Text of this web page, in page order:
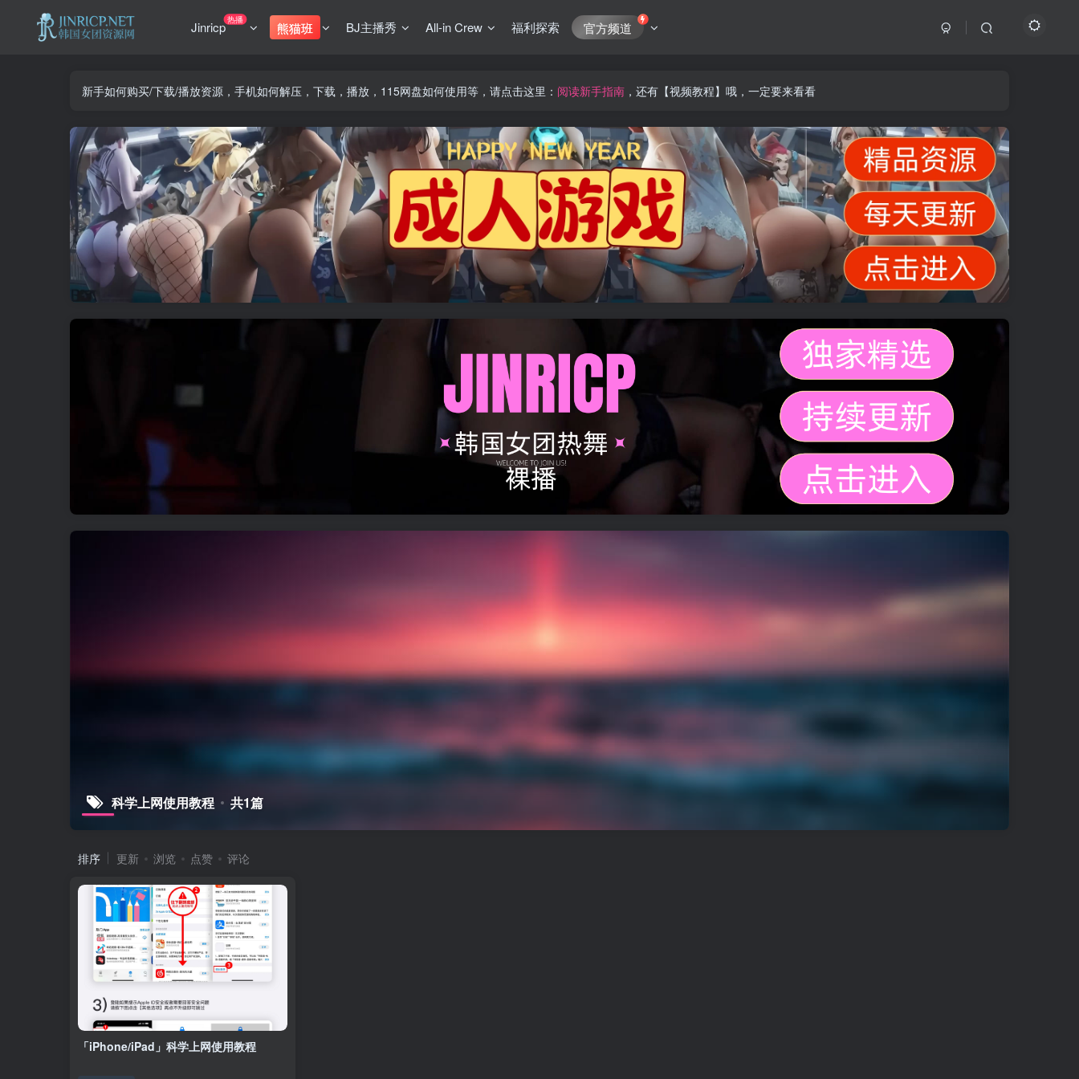
Jinricp热播
熊猫班 BJ主播秀 All-in Crew 福利探索 官方频道
新手如何购买/下载/播放资源，手机如何解压，下载，播放，115网盘如何使用等，请点击这里： 阅读新手指南 ，还有【视频教程】哦，一定要来看看
科学上网使用教程 共1篇
排序 更新 浏览 点赞 评论
「iPhone/iPad」科学上网使用教程